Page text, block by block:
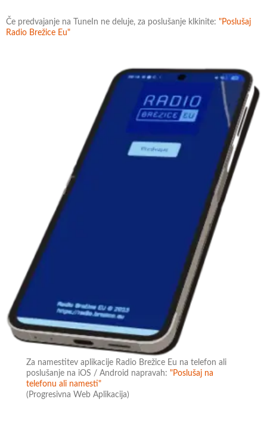
Če predvajanje na TuneIn ne deluje, za poslušanje klkinite: "Poslušaj
Radio Brežice Eu"
Za namestitev aplikacije Radio Brežice Eu na telefon ali
poslušanje na iOS / Android napravah:"Poslušaj na
telefonu ali namesti"
(Progresivna Web Aplikacija)